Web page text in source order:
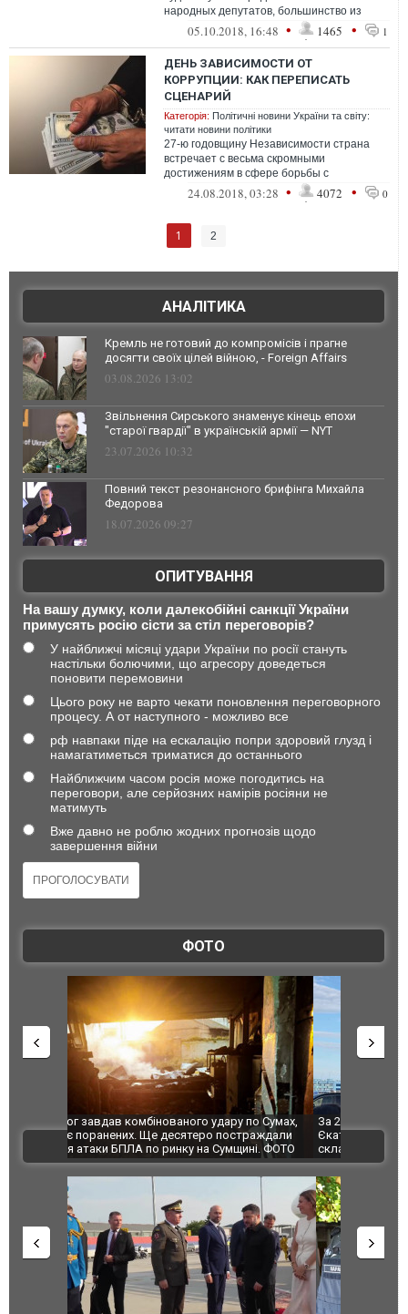
народных депутатов, большинство из
которых входят в партию “Возрождение”,
об упразднени...
05.10.2018, 16:48 • 1465 • 1
ДЕНЬ ЗАВИСИМОСТИ ОТ
КОРРУПЦИИ: КАК ПЕРЕПИСАТЬ
СЦЕНАРИЙ
Категорія: Політичні новини України та світу:
читати новини політики
27-ю годовщину Независимости страна
встречает с весьма скромными
достижениям в сфере борьбы с
коррупцией.
24.08.2018, 03:28 • 4072 • 0
1 2
АНАЛІТИКА
Кремль не готовий до компромісів і прагне
досягти своїх цілей війною, - Foreign Affairs
03.08.2026 13:02
Звільнення Сирського знаменує кінець епохи
"старої гвардії" в українській армії — NYT
23.07.2026 10:32
Повний текст резонансного брифінга Михайла
Федорова
18.07.2026 09:27
ОПИТУВАННЯ
На вашу думку, коли далекобійні санкції України
примусять росію сісти за стіл переговорів?
У найближчі місяці удари України по росії стануть
настільки болючими, що агресору доведеться
поновити перемовини
Цього року не варто чекати поновлення переговорного
процесу. А от наступного - можливо все
рф навпаки піде на ескалацію попри здоровий глузд і
намагатиметься триматися до останнього
Найближчим часом росія може погодитись на
переговори, але серйозних намірів росіяни не
матимуть
Вже давно не роблю жодних прогнозів щодо
завершення війни
ФОТО
За 2000 кілометрів від кордону з Україною: в
Єкатеринбурзі після атаки дронів загорівся
склад Wildberries. ФОТО. ВІДЕО
"Мої
ВІДЕО